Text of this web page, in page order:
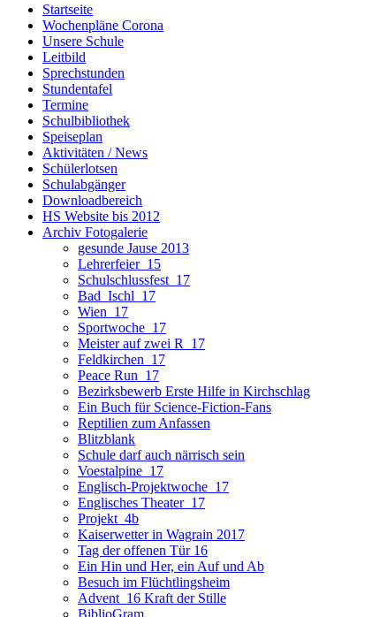
Startseite
Wochenpläne Corona
Unsere Schule
Leitbild
Sprechstunden
Stundentafel
Termine
Schulbibliothek
Speiseplan
Aktivitäten / News
Schülerlotsen
Schulabgänger
Downloadbereich
HS Website bis 2012
Archiv Fotogalerie
gesunde Jause 2013
Lehrerfeier_15
Schulschlussfest_17
Bad_Ischl_17
Wien_17
Sportwoche_17
Meister auf zwei R_17
Feldkirchen_17
Peace Run_17
Bezirksbewerb Erste Hilfe in Kirchschlag
Ein Buch für Science-Fiction-Fans
Reptilien zum Anfassen
Blitzblank
Schule darf auch närrisch sein
Voestalpine_17
Englisch-Projektwoche_17
Englisches Theater_17
Projekt_4b
Kaiserwetter in Wagrain 2017
Tag der offenen Tür 16
Ein Hin und Her, ein Auf und Ab
Besuch im Flüchtlingsheim
Advent_16 Kraft der Stille
BiblioGram